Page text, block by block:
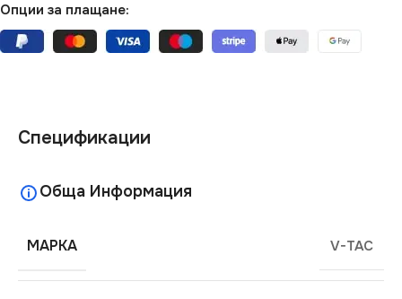
Опции за плащане:
Спецификации
Обща Информация
МАРКА V-TAC